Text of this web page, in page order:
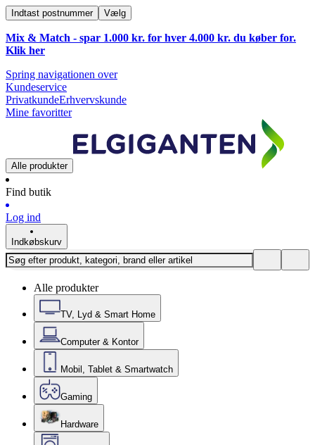
Indtast postnummer Vælg
Mix & Match - spar 1.000 kr. for hver 4.000 kr. du køber for.
Klik her
Spring navigationen over
Kundeservice
PrivatkundeErhvervskunde
Mine favoritter
Alle produkter
Find butik
Log ind
Indkøbskurv
Alle produkter
TV, Lyd & Smart Home
Computer & Kontor
Mobil, Tablet & Smartwatch
Gaming
Hardware